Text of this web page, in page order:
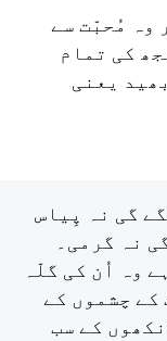
وہ مُحبّت سے
کی تمام
یعنی
گی نہ پِیاس
نہ گرمی۔
وہ اُن کی گلّہ
کے چشموں کے
کے سب